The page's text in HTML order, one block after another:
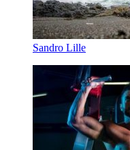
Sandro Lille